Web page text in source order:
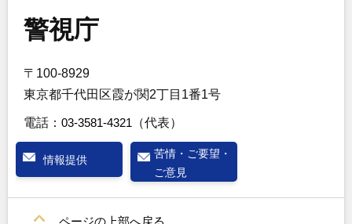
警視庁
〒100-8929
東京都千代田区霞が関2丁目1番1号
電話： 03-3581-4321 （代表）
情報提供
苦情・ご要望・
ご意見